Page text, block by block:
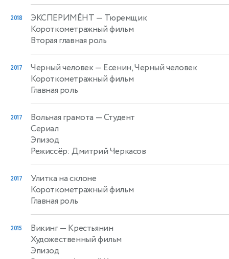
2018 ЭКСПЕРИМЕ́НТ — Тюремщик
Короткометражный фильм
Вторая главная роль
2017 Черный человек— Есенин, Черный человек
Короткометражный фильм
Главная роль
2017 Вольная грамота — Студент
Сериал
Эпизод
Режиссёр: Дмитрий Черкасов
2017
Улитка на склоне
Короткометражный фильм
Главная роль
2015 Викинг— Крестьянин
Художественный фильм
Эпизод